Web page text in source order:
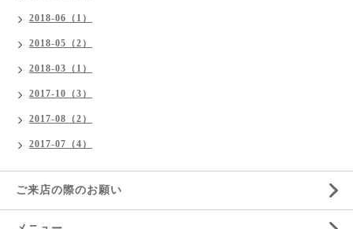
2018-06（1）
2018-05（2）
2018-03（1）
2017-10（3）
2017-08（2）
2017-07（4）
ご来店の際のお願い